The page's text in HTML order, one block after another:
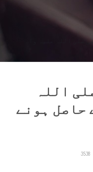
صلی اللہ علیہ وا...
اللہ
حاصل ہونے